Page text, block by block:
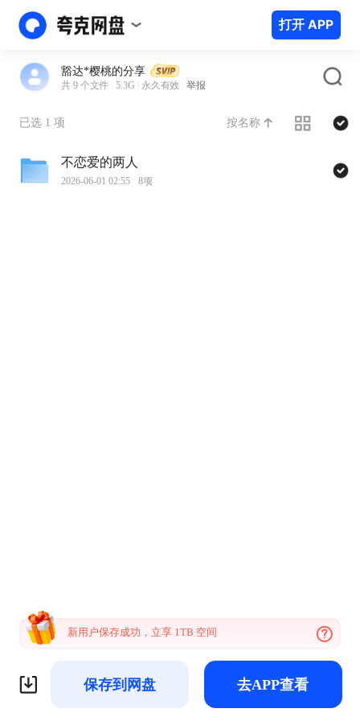
打开 APP
豁达*樱桃的分享
共 9 个文件 5.3G 永久有效 举报
已选 1 项 按名称
不恋爱的两人
2026-06-01 02:55 8项
新用户保存成功，立享 1TB 空间
保存到网盘 去APP查看